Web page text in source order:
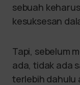
sebuah
kesuksesan
Tapi, sebelum
ada, tidak ada
terlebih dahulu